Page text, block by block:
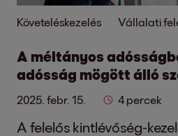
Követeléskezelés Vállalati
A méltányos
adósság mögött álló
2025. febr. 15. 4 percek
A felelős kintlévőség-